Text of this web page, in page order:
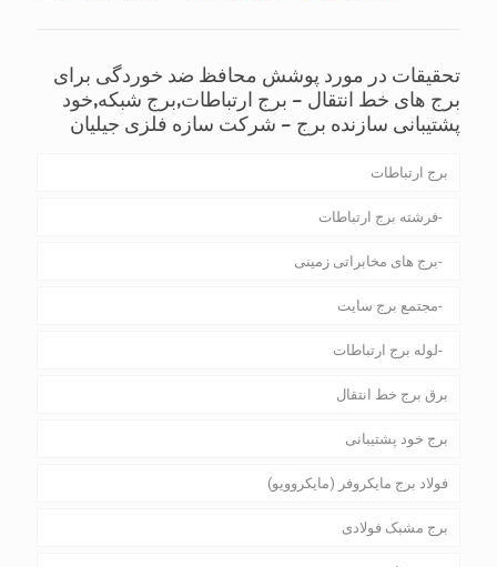
تحقیقات در مورد پوشش محافظ ضد خوردگی برای
برج های خط انتقال – برج ارتباطات,برج شبکه,خود
پشتیبانی سازنده برج – شرکت سازه فلزی جیلیان
برج ارتباطات
فرشته برج ارتباطات
برج های مخابراتی زمینی
مجتمع برج سایت
لوله برج ارتباطات
برق برج خط انتقال
برج خود پشتیبانی
فولاد برج مایکروفر (مایکروویو)
برج مشبک فولادی